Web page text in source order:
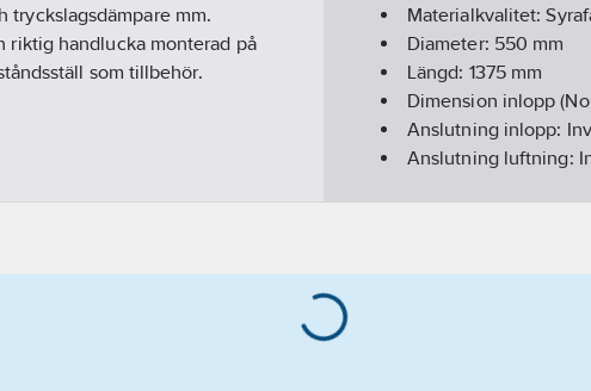
tryckslagsdämpare mm.
riktig handlucka monterad på
som tillbehör.
Materialkvalitet:
Diameter: 550 mm
Längd: 1375mm
Dimension inlopp
Anslutning inlopp:
Anslutning luftning: